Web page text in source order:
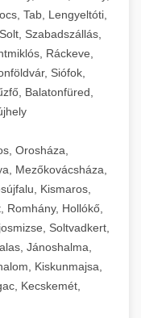
Tab, Lengyeltóti,
Szabadszállás,
Ráckeve,
Siófok,
Balatonfüred,
Orosháza,
Mezőkovácsháza,
Kismaros,
Romhány, Hollókő,
Soltvadkert,
Jánoshalma,
Kiskunmajsa,
Kecskemét,